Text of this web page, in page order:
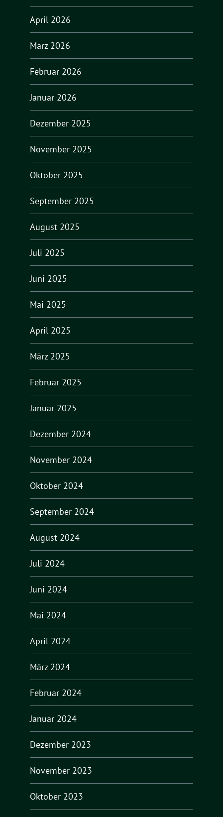
April 2026
März 2026
Februar 2026
Januar 2026
Dezember 2025
November 2025
Oktober 2025
September 2025
August 2025
Juli 2025
Juni 2025
Mai 2025
April 2025
März 2025
Februar 2025
Januar 2025
Dezember 2024
November 2024
Oktober 2024
September 2024
August 2024
Juli 2024
Juni 2024
Mai 2024
April 2024
März 2024
Februar 2024
Januar 2024
Dezember 2023
November 2023
Oktober 2023